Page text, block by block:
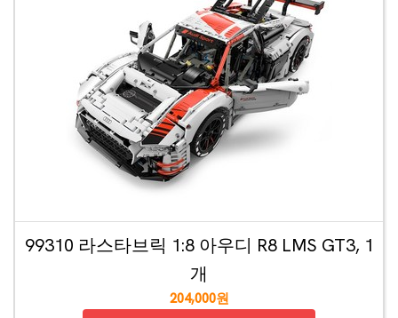
99310 라스타브릭 1:8 아우디 R8 LMS GT3, 1
개
204,000원